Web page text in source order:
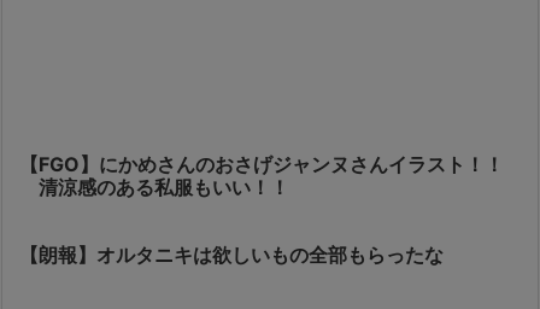
【FGO】にかめさんのおさげジャンヌさんイラスト！！
清涼感のある私服もいい！！
【朗報】オルタニキは欲しいもの全部もらったな